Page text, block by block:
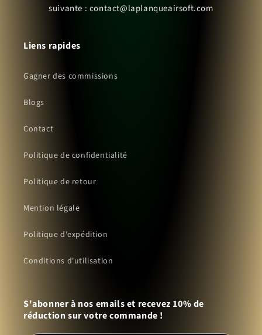
suivante : contact@laplanqueairsoft.com
Liens rapides
Gagner des commissions
Blogs
Contact
Politique de confidentialité
Politique de retour
Mention légale
Politique d'expédition
Conditions d'utilisation
S'abonner à nos emails et recevez 10% de
réduction sur votre commande !